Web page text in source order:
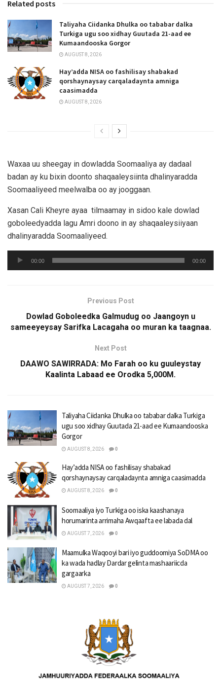
Related posts
Taliyaha Ciidanka Dhulka oo tababar dalka
Turkiga ugu soo xidhay Guutada 21-aad ee
Kumaandooska Gorgor
AUGUST 8, 2026
Hay’adda NISA oo fashilisay shabakad
qorshaynaysay carqaladaynta amniga
caasimadda
AUGUST 8, 2026
Waxaa uu sheegay in dowladda Soomaaliya ay dadaal
badan ay ku bixin doonto shaqaaleysiinta dhalinyaradda
Soomaaliyeed meelwalba oo ay jooggaan.
Xasan Cali Kheyre ayaa tilmaamay in sidoo kale dowlad
goboleedyadda lagu Amri doono in ay shaqaaleysiiyaan
dhalinyaradda Soomaaliyeed.
Audio
Player
00:00 00:00
Previous Post
Dowlad Goboleedka Galmudug oo Jaangoyn u
sameeyeysay Sarifka Lacagaha oo muran ka taagnaa.
Next Post
DAAWO SAWIRRADA: Mo Farah oo ku guuleystay
Kaalinta Labaad ee Orodka 5,000M.
Taliyaha Ciidanka Dhulka oo tababar dalka Turkiga
ugu soo xidhay Guutada 21-aad ee Kumaandooska
Gorgor
AUGUST 8, 2026 0
Hay’adda NISA oo fashilisay shabakad
qorshaynaysay carqaladaynta amniga caasimadda
AUGUST 8, 2026 0
Soomaaliya iyo Turkiga oo iska kaashanaya
horumarinta arrimaha Awqaafta ee labada dal
AUGUST 7, 2026 0
Maamulka Waqooyi bari iyo guddoomiya SoDMA oo
ka wada hadlay Dardar gelinta mashaariicda
gargaarka
AUGUST 7, 2026 0